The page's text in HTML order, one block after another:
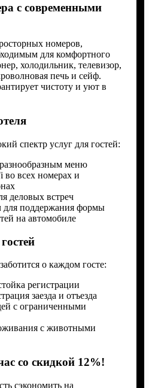
с современными
номеров,
для комфортного
холодильник, телевизор,
печь и сейф.
чистоту и уют в
спектр услуг для гостей:
меню
во всех номерах и
деловых встреч
для поддержания формы
на автомобиле
о каждом госте:
регистрации
заезда и отъезда
с ограниченными
с животными
со скидкой 12%!
сэкономить на